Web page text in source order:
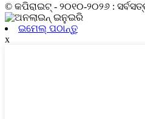
© କପିରାଇଟ୍ - ୨୦୧୦-୨୦୨୬ :
ଇମେଲ୍ ପଠାନ୍ତୁ
x